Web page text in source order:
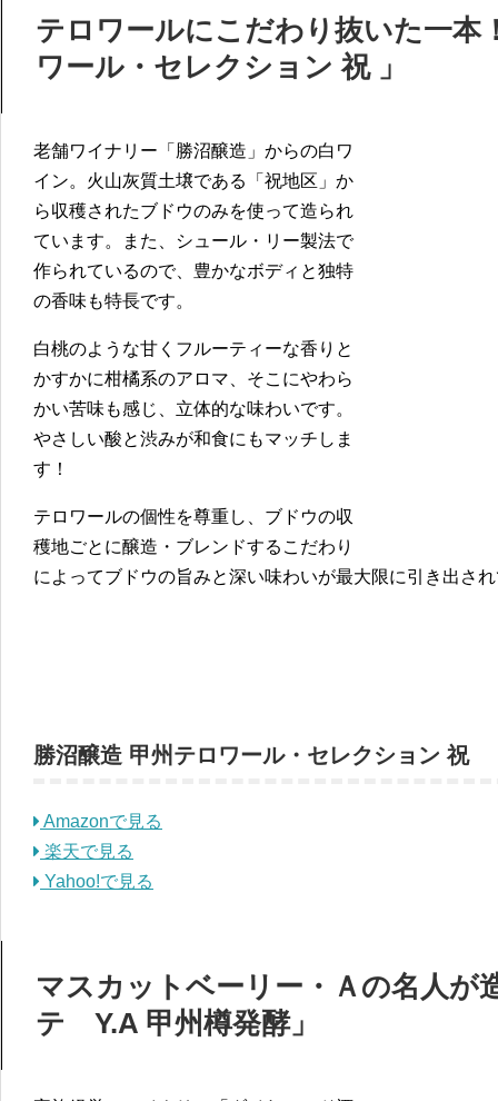
テロワールにこだわり抜いた一本
ワール・セレクション 祝 」
老舗ワイナリー「勝沼醸造」からの白ワ
イン。火山灰質土壌である「祝地区」か
ら収穫されたブドウのみを使って造られ
ています。また、シュール・リー製法で
作られているので、豊かなボディと独特
の香味も特長です。
白桃のような甘くフルーティーな香りと
かすかに柑橘系のアロマ、そこにやわら
かい苦味も感じ、立体的な味わいです。
やさしい酸と渋みが和食にもマッチしま
す！
テロワールの個性を尊重し、ブドウの収
穫地ごとに醸造・ブレンドするこだわり
によってブドウの旨みと深い味わいが最大限に引き出さ
勝沼醸造 甲州テロワール・セレクション 祝
Amazonで見る
楽天で見る
Yahoo!で見る
マスカットベーリー・Ａの名人が
テ Y.A 甲州樽発酵」